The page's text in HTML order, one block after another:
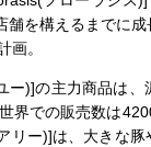
を構えるまでに
画。
)]の主力商品は、
界での販売数は
リー)]は、大きな